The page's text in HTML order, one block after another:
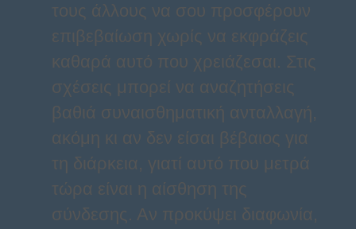
τους άλλους να σου προσφέρουν
επιβεβαίωση χωρίς να εκφράζεις
καθαρά αυτό που χρειάζεσαι. Στις
σχέσεις μπορεί να αναζητήσεις
βαθιά συναισθηματική ανταλλαγή,
ακόμη κι αν δεν είσαι βέβαιος για
τη διάρκεια, γιατί αυτό που μετρά
τώρα είναι η αίσθηση της
σύνδεσης. Αν προκύψει διαφωνία,